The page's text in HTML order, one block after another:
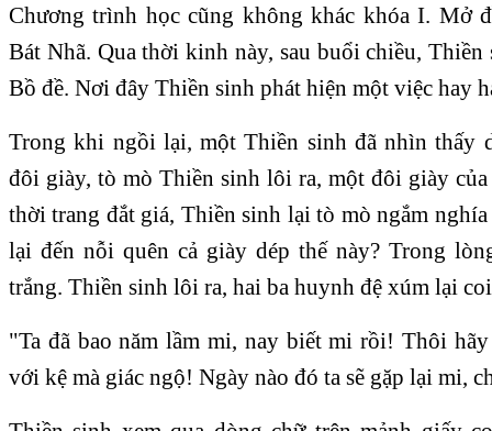
Chương trình học cũng không khác khóa I. Mở
Bát Nhã. Qua thời kinh này, sau buổi chiều,
Bồ đề. Nơi đây Thiền sinh phát hiện một việc hay
Trong khi ngồi lại, một Thiền sinh đã nhìn thấy
đôi giày, tò mò Thiền sinh lôi ra, một đôi giày
thời trang đắt giá, Thiền sinh lại tò mò ngắm
lại đến nỗi quên cả giày dép thế này? Trong
trắng. Thiền sinh lôi ra, hai ba huynh đệ xúm lại
"Ta đã bao năm lầm mi, nay biết mi rồi! Thôi
với kệ mà giác ngộ! Ngày nào đó ta sẽ gặp lại mi,